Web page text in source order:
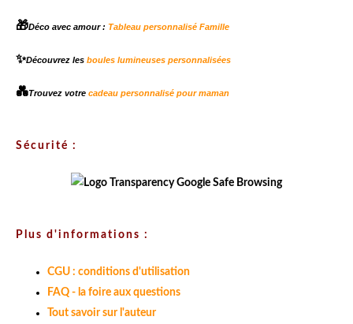
🎁Déco avec amour : Tableau personnalisé Famille
✨Découvrez les boules lumineuses personnalisées
💑Trouvez votre cadeau personnalisé pour maman
Sécurité :
Plus d'informations :
CGU : conditions d'utilisation
FAQ - la foire aux questions
Tout savoir sur l'auteur